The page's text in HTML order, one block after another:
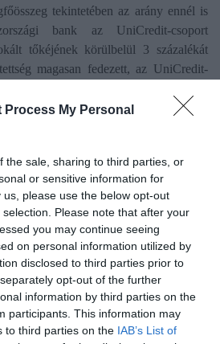
Process My Personal
the sale, sharing to third parties, or
or sensitive information for
please use the below opt-out
Please note that after your
you may continue seeing
on personal information utilized by
disclosed to third parties prior to
opt-out of the further
information by third parties on the
participants. This information may
to third parties on the IAB’s List of
tekintetében az arány ennél is
bank az UniCredit-csoport
tőkéjének körülbelül 3 százalékát
magasan fedezett, az UniCredit-
UniCredit Bank Hungary
Zrt. érdemi
Oroszországban, így a
éves üzleti mutatóiról szóló adatai
egyedi szinten még a koronavírus-
es évhez képest is 10 százalékkal
A csoporttagokkal együtt számított
nem látott történelmi rekordot jelent
2021. évi hasonló európai uniós adatok